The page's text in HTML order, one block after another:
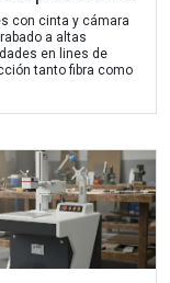
con cinta y cámara
a altas
en lines de
tanto fibra como